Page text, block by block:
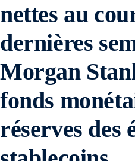
nettes au
dernières
Morgan
fonds
réserves des